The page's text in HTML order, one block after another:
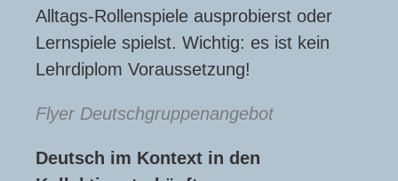
Alltags-Rollenspiele ausprobierst oder
Lernspiele spielst. Wichtig: es ist kein
Lehrdiplom Voraussetzung!
Flyer Deutschgruppenangebot
Deutsch im Kontext in den